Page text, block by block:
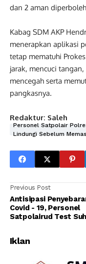
dan 2 aman
Kabag SDM AKP
menerapkan aplikasi
tetap mematuhi
jarak, mencuci
mencegah serta
pangkasnya.
Redaktur: Saleh
Personel Satpolair
Lindungi Sebelum
Previous Post
Antisipasi
Covid - 19, Personel
Satpolairud Test
Iklan